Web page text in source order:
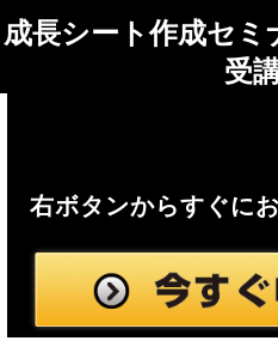
成長シート作成セ
受講
右ボタンからすぐに